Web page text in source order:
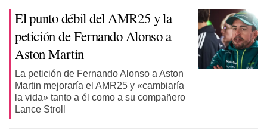
El punto débil del AMR25 y la
petición de Fernando Alonso a
Aston Martin
La petición de Fernando Alonso a Aston
Martin mejoraría el AMR25 y «cambiaría
la vida» tanto a él como a su compañero
Lance Stroll